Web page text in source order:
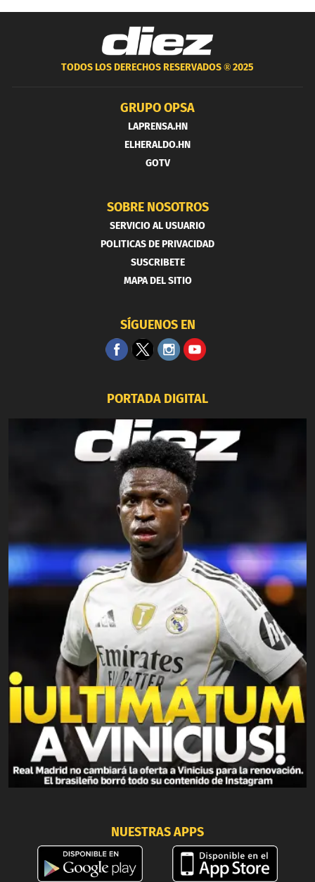
TODOS LOS DERECHOS RESERVADOS ®2025
GRUPO OPSA
LAPRENSA.HN
ELHERALDO.HN
GOTV
SOBRE NOSOTROS
SERVICIO AL USUARIO
POLITICAS DE PRIVACIDAD
SUSCRIBETE
MAPA DEL SITIO
SÍGUENOS EN
PORTADA DIGITAL
NUESTRAS APPS